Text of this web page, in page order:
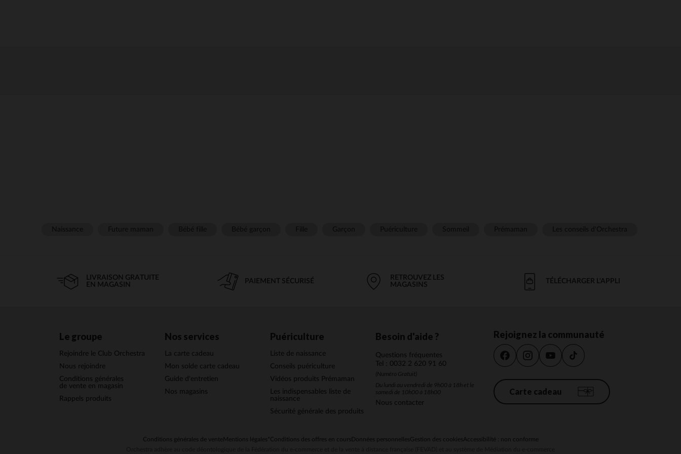
LIVRAISON GRATUITE
EN MAGASIN
PAIEMENT SÉCURISÉ
RETROUVEZ LES
MAGASINS
TÉLÉCHARGER L'APPLI
Le groupe
Rejoindre le Club Orchestra
Nous rejoindre
Conditions générales
de vente en magasin
Rappels produits
Nos services
La carte cadeau
Mon solde carte cadeau
Guide d'entretien
Nos magasins
Puériculture
Liste de naissance
Conseils puériculture
Vidéos produits Prémaman
Les indispensables liste de
naissance
Sécurité générale des produits
Besoin d'aide ?
Questions fréquentes
Tel : 0032 2 620 91 60
(Numéro Gratuit)
Du lundi au vendredi de 9h00 à 18h et le
samedi de 10h00 à 18h00
Nous contacter
Rejoignez la communauté
Carte cadeau
Conditions générales de venteMentions légales *Conditions des offres en cours Données personnellesGestion des cookiesAccessibilité : non conforme